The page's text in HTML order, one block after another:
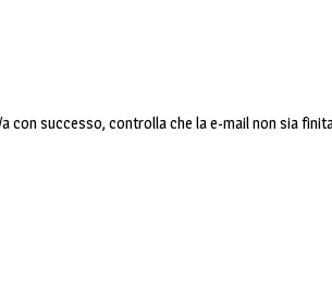
successo, controlla che la e-mail non sia